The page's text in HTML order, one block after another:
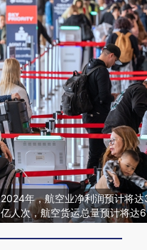
2024年，航空业净利润预计将
亿人次，航空货运总量预计将达